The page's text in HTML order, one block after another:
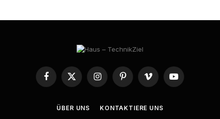
Facebook
X
InstagramPinterestVimeo YouTube
ÜBER UNS KONTAKTIERE UNS